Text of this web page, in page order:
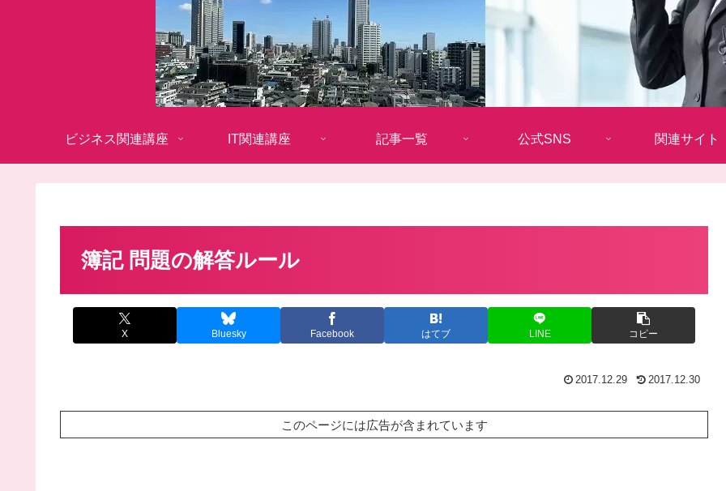
ビジネス関連講座 IT関連講座 記事一覧 公式SNS 関連サイト
簿記 問題の解答ルール
X Bluesky Facebook はてブ LINE コピー
2017.12.29 2017.12.30
このページには広告が含まれています